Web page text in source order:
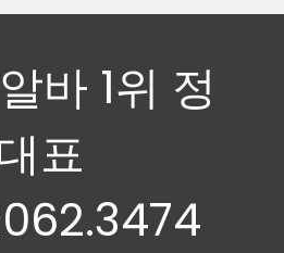
바 1위 정
표